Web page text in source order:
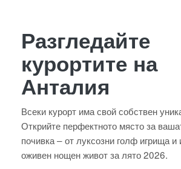
Разгледайте
курортите на
Анталия
Всеки курорт има свой собствен
Открийте перфектното място за
почивка – от луксозни голф игрища и
оживен нощен живот за лято 2026.